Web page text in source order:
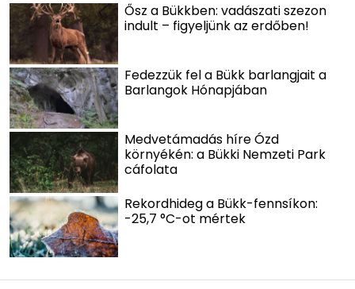
Ősz a Bükkben: vadászati szezon
indult – figyeljünk az erdőben!
Fedezzük fel a Bükk barlangjait a
Barlangok Hónapjában
Medvetámadás híre Ózd
környékén: a Bükki Nemzeti Park
cáfolata
Rekordhideg a Bükk-fennsíkon:
-25,7 °C-ot mértek